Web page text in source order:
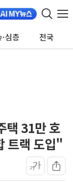
심층 전국
택 31만 호
트랙 도입"
가가